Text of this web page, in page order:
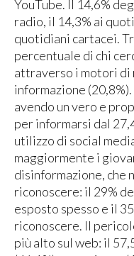
YouTube. Il 14,6%
radio, il 14,3% ai
quotidiani cartacei.
percentuale di chi
attraverso i motori di
informazione
avendo un vero e
per informarsi dal
utilizzo di social
maggiormente i
disinformazione, che
riconoscere: il 29%
esposto spesso e il
riconoscere. Il
più alto sul web: il